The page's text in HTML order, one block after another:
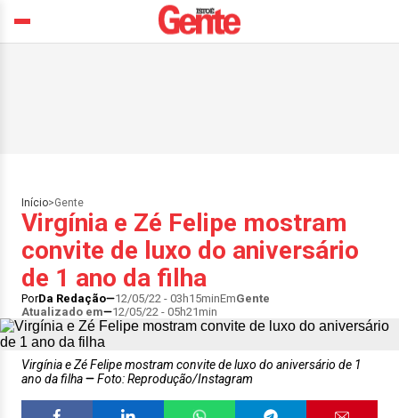
Início>Gente
Virgínia e Zé Felipe mostram
convite de luxo do aniversário
de 1 ano da filha
PorDa Redação 12/05/22 - 03h15minEmGente
Atualizado em
12/05/22 - 05h21min
Virgínia e Zé Felipe mostram convite de luxo do aniversário de 1
ano da filha
Foto: Reprodução/Instagram